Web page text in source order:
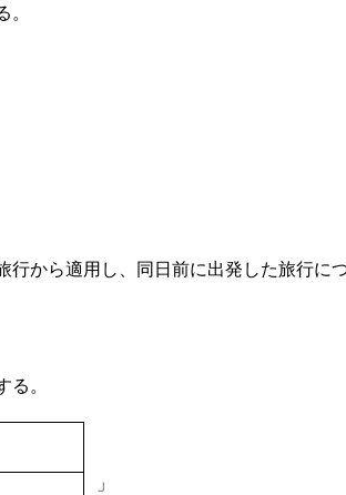
から適用し、同日前に出発した旅行に
。
」